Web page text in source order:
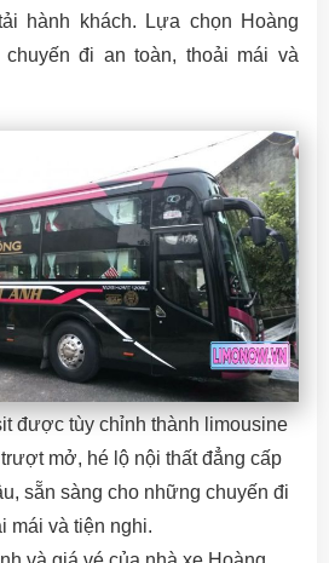
hành khách. Lựa chọn Hoàng
đi an toàn, thoải mái và
được tùy chỉnh thành limousine
mở, hé lộ nội thất đẳng cấp
sẵn sàng cho những chuyến đi
mái và tiện nghi.